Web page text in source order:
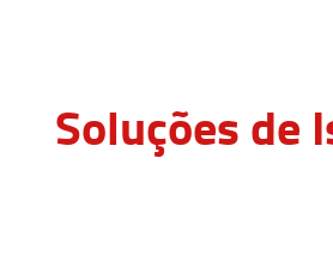
Soluções de